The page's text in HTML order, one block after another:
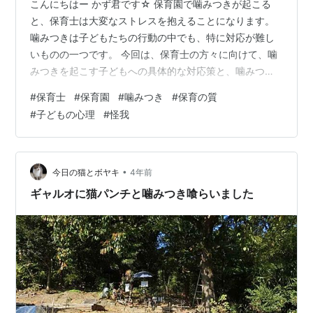
こんにちはー かず君です☆ 保育園で噛みつきが起こる
と、保育士は大変なストレスを抱えることになります。
噛みつきは子どもたちの行動の中でも、特に対応が難し
いものの一つです。 今回は、保育士の方々に向けて、噛
みつきを起こす子どもへの具体的な対応策と、噛みつき
を起こす子どもの心理状態 噛みつきに対する具体的な対
応策 噛みつきが起こりやすい時間帯 まとめ 噛みつきを
起こす子どもの心理状態 まずは、なぜ子どもたちは噛み
つくのでしょうか？ 噛みつく子どもたちは、自分の感情
を表現することが苦手である場合が多く、ストレスや不
安などが原因となって噛みつくこと…
#保育士 #保育園 #噛みつき #保育の質
#子どもの心理 #怪我
今日の猫とボヤキ • 4年前
ギャルオに猫パンチと噛みつき喰らいました